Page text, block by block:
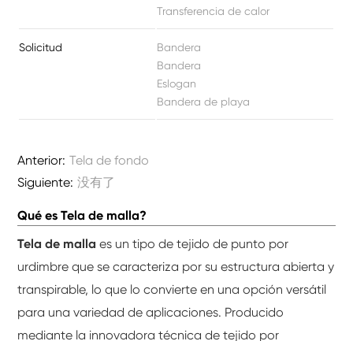
Transferencia de calor
Solicitud
Bandera
Bandera
Eslogan
Bandera de playa
Anterior: Tela de fondo
Siguiente: 没有了
Qué es Tela de malla?
Tela de malla es un tipo de tejido de punto por
urdimbre que se caracteriza por su estructura abierta y
transpirable, lo que lo convierte en una opción versátil
para una variedad de aplicaciones. Producido
mediante la innovadora técnica de tejido por